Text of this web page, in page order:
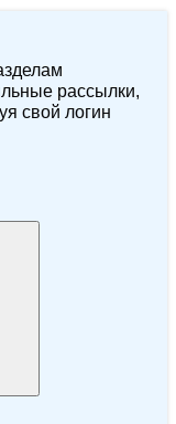
рассылки,
свой логин